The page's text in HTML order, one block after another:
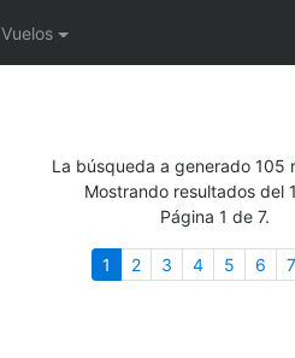
Vuelos
La búsqueda a generado 105
Mostrando resultados del
Página 1 de 7.
1 (actual)
2 3 4 5 6 7